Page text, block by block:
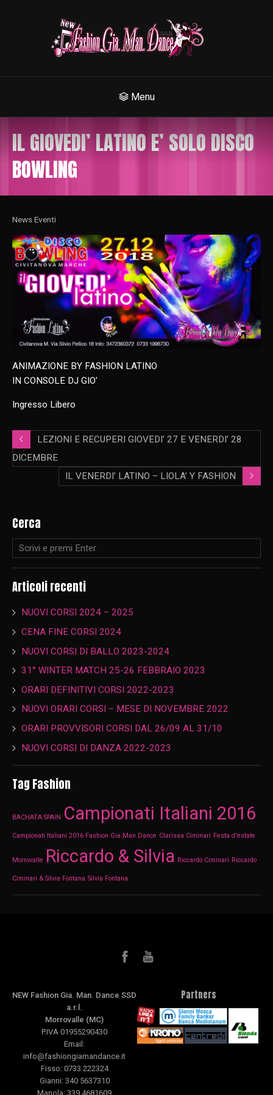
Menu
IL GIOVEDI’ LATINO E’ SOLO DISCO
BOWLING
News Eventi
ANIMAZIONE BY FASHION LATINO
IN CONSOLE DJ GIO’
Ingresso Libero
LEZIONI E RECUPERI GIOVEDI’ 27 E VENERDI’ 28
DICEMBRE
IL VENERDI’ LATINO – LIOLA’ Y FASHION
Cerca
Articoli recenti
NUOVI CORSI 2024 – 2025
CENA FINE CORSI 2024
NUOVI CORSI DI BALLO 2023-2024
31° WINTER MATCH 25-26 FEBBRAIO 2023
ORARI DEFINITIVI CORSI 2022-2023
NUOVI ORARI CORSI – MESE DI NOVEMBRE 2022
ORARI PROVVISORI CORSI DAL 26/09 AL 31/10
NUOVI CORSI DI DANZA 2022-2023
Tag Fashion
BACHATA SPAIN Campionati Italiani 2016
Campionati Italiani 2016 Fashion Gia.Man.Dance Clarissa Ciminari Festa d'estate
Morrovalle Riccardo & Silvia Riccardo Ciminari Riccardo
Ciminari & Silvia Fontana Silvia Fontana
NEW Fashion Gia. Man. Dance SSD
a.r.l.
Morrovalle (MC)
P.IVA 01955290430
Email:
info@fashiongiamandance.it
Fisso: 0733 222324
Gianni: 340 5637310
Manola: 339 4681609
Partners